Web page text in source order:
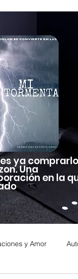
ya
Una
en la
y Amor